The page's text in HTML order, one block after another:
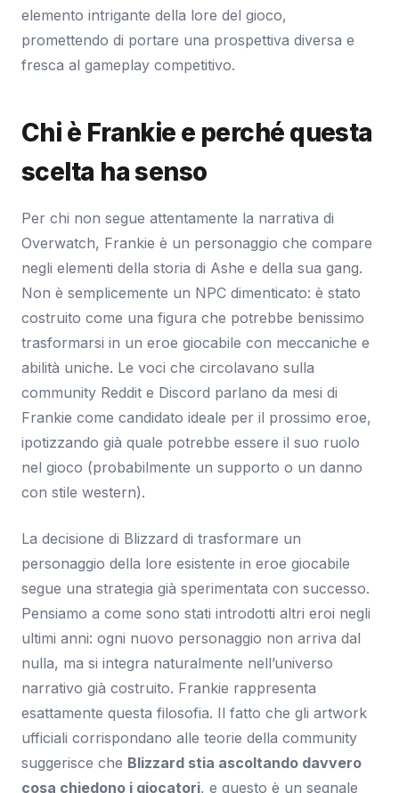
elemento intrigante della lore del gioco,
promettendo di portare una prospettiva diversa e
fresca al gameplay competitivo.
Chi è Frankie e perché questa
scelta ha senso
Per chi non segue attentamente la narrativa di
Overwatch, Frankie è un personaggio che compare
negli elementi della storia di Ashe e della sua gang.
Non è semplicemente un NPC dimenticato: è stato
costruito come una figura che potrebbe benissimo
trasformarsi in un eroe giocabile con meccaniche e
abilità uniche. Le voci che circolavano sulla
community Reddit e Discord parlano da mesi di
Frankie come candidato ideale per il prossimo eroe,
ipotizzando già quale potrebbe essere il suo ruolo
nel gioco (probabilmente un supporto o un danno
con stile western).
La decisione di Blizzard di trasformare un
personaggio della lore esistente in eroe giocabile
segue una strategia già sperimentata con successo.
Pensiamo a come sono stati introdotti altri eroi negli
ultimi anni: ogni nuovo personaggio non arriva dal
nulla, ma si integra naturalmente nell’universo
narrativo già costruito. Frankie rappresenta
esattamente questa filosofia. Il fatto che gli artwork
ufficiali corrispondano alle teorie della community
suggerisce che Blizzard stia ascoltando davvero
cosa chiedono i giocatori, e questo è un segnale